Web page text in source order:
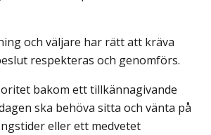
och väljare har rätt att kräva
respekteras och genomförs.
bakom ett tillkännagivande
ska behöva sitta och vänta på
eller ett medvetet